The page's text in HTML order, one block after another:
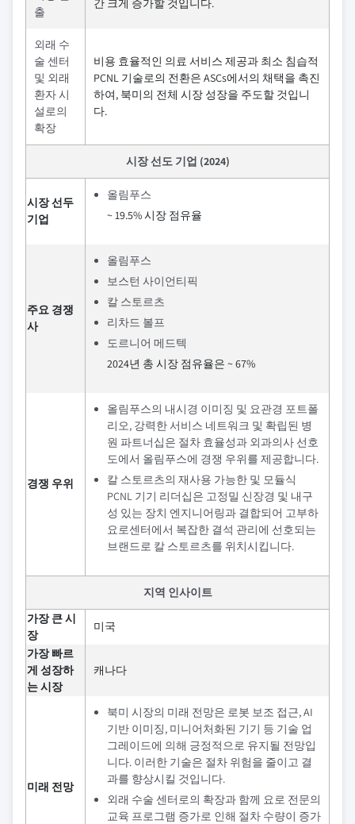
출
간 크게 증가할 것입니다.
외래 수
술 센터
및 외래
환자 시
설로의
확장
비용 효율적인 의료 서비스 제공과 최소 침습적
PCNL 기술로의 전환은 ASCs에서의 채택을 촉진
하여, 북미의 전체 시장 성장을 주도할 것입니
다.
시장 선도 기업 (2024)
시장 선두
기업
올림푸스
~ 19.5% 시장 점유율
주요 경쟁
사
올림푸스
보스턴 사이언티픽
칼 스토르츠
리차드 볼프
도르니어 메드텍
2024년 총 시장 점유율은 ~ 67%
경쟁 우위
올림푸스의 내시경 이미징 및 요관경 포트폴
리오, 강력한 서비스 네트워크 및 확립된 병
원 파트너십은 절차 효율성과 외과의사 선호
도에서 올림푸스에 경쟁 우위를 제공합니다.
칼 스토르츠의 재사용 가능한 및 모듈식
PCNL 기기 리더십은 고정밀 신장경 및 내구
성 있는 장치 엔지니어링과 결합되어 고부하
요로센터에서 복잡한 결석 관리에 선호되는
브랜드로 칼 스토르츠를 위치시킵니다.
지역 인사이트
가장 큰 시
장
미국
가장 빠르
게 성장하
는 시장
캐나다
미래 전망
북미 시장의 미래 전망은 로봇 보조 접근, AI
기반 이미징, 미니어처화된 기기 등 기술 업
그레이드에 의해 긍정적으로 유지될 전망입
니다. 이러한 기술은 절차 위험을 줄이고 결
과를 향상시킬 것입니다.
외래 수술 센터로의 확장과 함께 요로 전문의
교육 프로그램 증가로 인해 절차 수량이 증가